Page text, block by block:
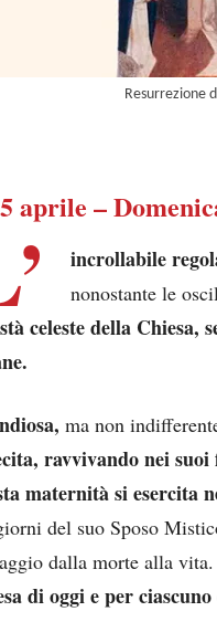
Resurrezione
5 aprile –
incrollabile
nonostante le
celeste della Chiesa,
ma non
ravvivando nei suoi
maternità si esercita
del suo Sposo
dalla morte alla vita.
di oggi e per